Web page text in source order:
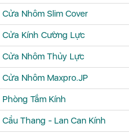
Cửa Nhôm Slim Cover
Cửa Kính Cường Lực
Cửa Nhôm Thủy Lực
Cửa Nhôm Maxpro.JP
Phòng Tắm Kính
Cầu Thang - Lan Can Kính